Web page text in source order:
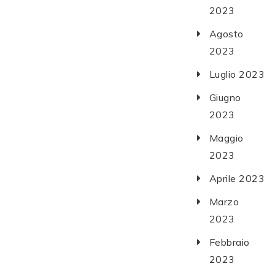
2023
Agosto
2023
Luglio 2023
Giugno
2023
Maggio
2023
Aprile 2023
Marzo
2023
Febbraio
2023